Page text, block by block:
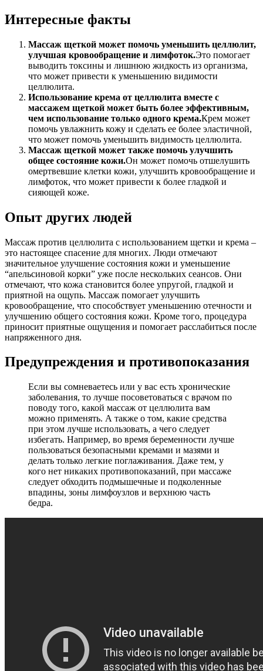
Интересные факты
Массаж щеткой может помочь уменьшить целлюлит,
улучшая кровообращение и лимфоток.Это помогает
выводить токсины и лишнюю жидкость из организма,
что может привести к уменьшению видимости
целлюлита.
Использование крема от целлюлита вместе с
массажем щеткой может быть более эффективным,
чем использование только одного крема.Крем может
помочь увлажнить кожу и сделать ее более эластичной,
что может помочь уменьшить видимость целлюлита.
Массаж щеткой может также помочь улучшить
общее состояние кожи.Он может помочь отшелушить
омертвевшие клетки кожи, улучшить кровообращение и
лимфоток, что может привести к более гладкой и
сияющей коже.
Опыт других людей
Массаж против целлюлита с использованием щетки и крема –
это настоящее спасение для многих. Люди отмечают
значительное улучшение состояния кожи и уменьшение
“апельсиновой корки” уже после нескольких сеансов. Они
отмечают, что кожа становится более упругой, гладкой и
приятной на ощупь. Массаж помогает улучшить
кровообращение, что способствует уменьшению отечности и
улучшению общего состояния кожи. Кроме того, процедура
приносит приятные ощущения и помогает расслабиться после
напряженного дня.
Предупреждения и противопоказания
Если вы сомневаетесь или у вас есть хронические
заболевания, то лучше посоветоваться с врачом по
поводу того, какой массаж от целлюлита вам
можно применять. А также о том, какие средства
при этом лучше использовать, а чего следует
избегать. Например, во время беременности лучше
пользоваться безопасными кремами и мазями и
делать только легкие поглаживания. Даже тем, у
кого нет никаких противопоказаний, при массаже
следует обходить подмышечные и подколенные
впадины, зоны лимфоузлов и верхнюю часть
бедра.